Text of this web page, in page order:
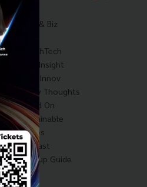
News
Tech & Biz
HealthTech
Exec Insight
Corp Innov
Saucy Thoughts
Based On
Sustainable
Videos
Podcast
Startup Guide